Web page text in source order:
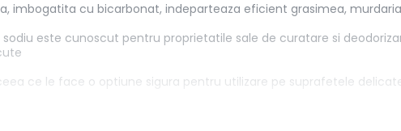
imbogatita cu bicarbonat, indeparteaza eficient grasimea,
este cunoscut pentru proprietatile sale de curatare si
ce le face o optiune sigura pentru utilizare pe suprafetele
sale non-toxice si fara clor, nu necesita clatire dupa utilizare,